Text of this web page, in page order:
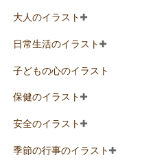
大人のイラスト
日常生活のイラスト
子どもの心のイラスト
保健のイラスト
安全のイラスト
季節の行事のイラスト